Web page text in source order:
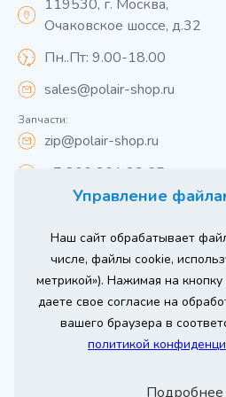
Управление
Наш сайт обрабатывает
числе, файлы cookie,
метрикой»). Нажимая на
даете свое согласие на
вашего браузера в
политикой
Подробнее
119530, г. Москва,
Очаковское шоссе, д.32
Пн..Пт: 9.00-18.00
sales@polair-shop.ru
Запчасти:
zip@polair-shop.ru
+7 800 301 33 65
Вся информация на сайте о товарах
справочный характер и не является
офертой в соответствии с пунктом 2
Для получения подробной
стоимости указанных товаров и (или)
пожалуйста, обращайтесь к менеджеру
телефону
При использовании материалов сайта